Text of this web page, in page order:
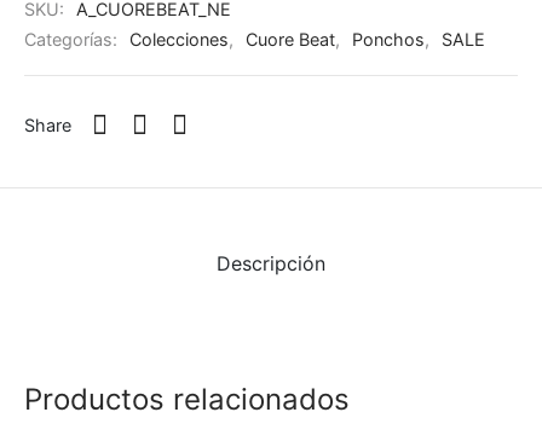
SKU:
A_CUOREBEAT_NE
Categorías:
Colecciones, Cuore Beat, Ponchos, SALE
Share
Descripción
Productos relacionados
– Accesorios